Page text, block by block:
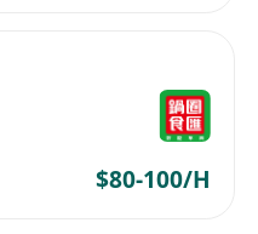
规则。
$80-100/H